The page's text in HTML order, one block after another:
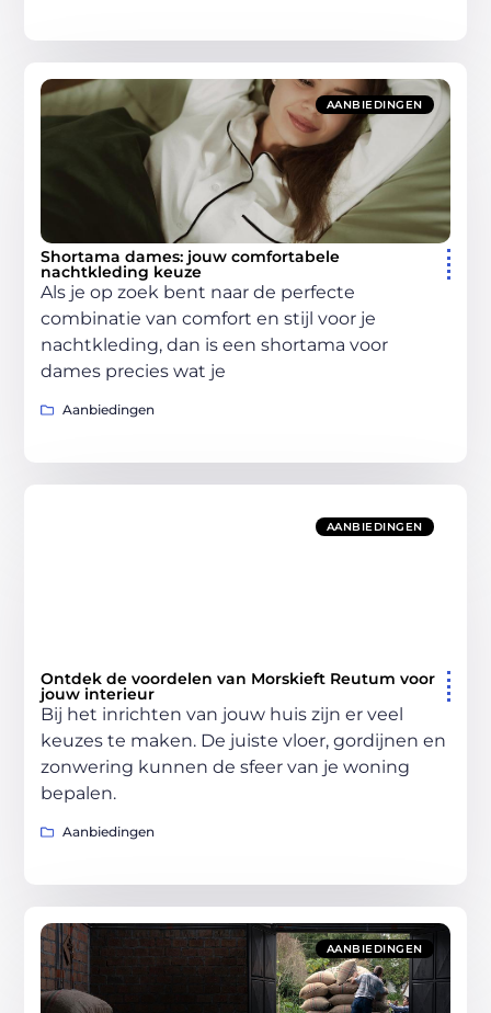
AANBIEDINGEN
Shortama dames: jouw comfortabele
nachtkleding keuze
Als je op zoek bent naar de perfecte
combinatie van comfort en stijl voor je
nachtkleding, dan is een shortama voor
dames precies wat je
Aanbiedingen
AANBIEDINGEN
Ontdek de voordelen van Morskieft Reutum voor
jouw interieur
Bij het inrichten van jouw huis zijn er veel
keuzes te maken. De juiste vloer, gordijnen en
zonwering kunnen de sfeer van je woning
bepalen.
Aanbiedingen
AANBIEDINGEN